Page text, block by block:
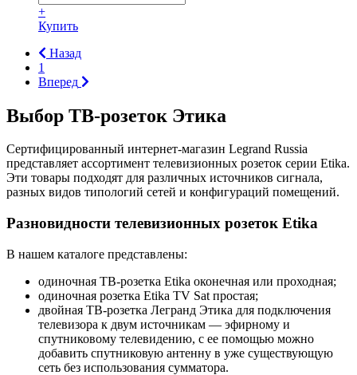
+
Купить
Назад
1
Вперед
Выбор ТВ-розеток Этика
Сертифицированный интернет-магазин Legrand Russia
представляет ассортимент телевизионных розеток серии Etika.
Эти товары подходят для различных источников сигнала,
разных видов типологий сетей и конфигураций помещений.
Разновидности телевизионных розеток Etika
В нашем каталоге представлены:
одиночная ТВ-розетка Etika оконечная или проходная;
одиночная розетка Etika TV Sat простая;
двойная ТВ-розетка Легранд Этика для подключения
телевизора к двум источникам — эфирному и
спутниковому телевидению, с ее помощью можно
добавить спутниковую антенну в уже существующую
сеть без использования сумматора.